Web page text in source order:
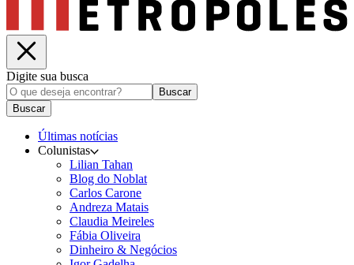
Digite sua busca
Buscar
Buscar
Últimas notícias
Colunistas
Lilian Tahan
Blog do Noblat
Carlos Carone
Andreza Matais
Claudia Meireles
Fábia Oliveira
Dinheiro & Negócios